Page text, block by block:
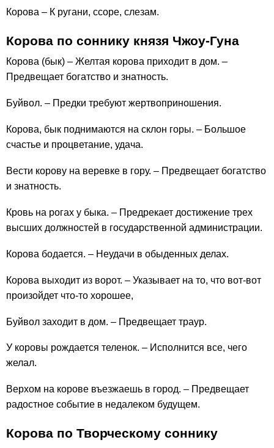
Корова – К ругани, ссоре, слезам.
Корова по соннику князя Чжоу-Гуна
Корова (бык) – Желтая корова приходит в дом. –
Предвещает богатство и знатность.
Буйвол. – Предки требуют жертвоприношения.
Корова, бык поднимаются на склон горы. – Большое
счастье и процветание, удача.
Вести корову на веревке в гору. – Предвещает богатство
и знатность.
Кровь на рогах у быка. – Предрекает достижение трех
высших должностей в государственной администрации.
Корова бодается. – Неудачи в обыденных делах.
Корова выходит из ворот. – Указывает на то, что вот-вот
произойдет что-то хорошее,
Буйвол заходит в дом. – Предвещает траур.
У коровы рождается теленок. – Исполнится все, чего
желал.
Верхом на корове въезжаешь в город. – Предвещает
радостное событие в недалеком будущем.
Корова по Творческому соннику